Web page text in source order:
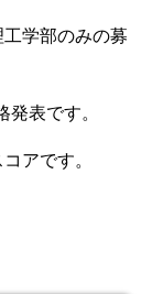
学部のみの募
発表です。
アです。